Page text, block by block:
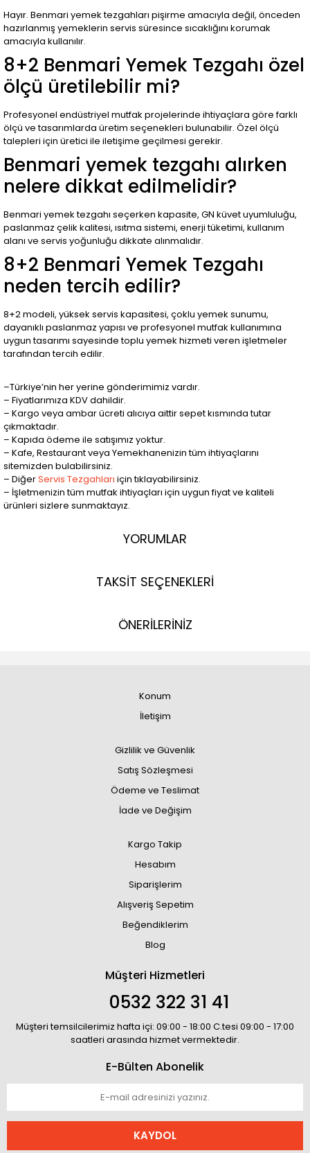
Hayır. Benmari yemek tezgahları pişirme amacıyla değil, önceden
hazırlanmış yemeklerin servis süresince sıcaklığını korumak
amacıyla kullanılır.
8+2 Benmari Yemek Tezgahı özel
ölçü üretilebilir mi?
Profesyonel endüstriyel mutfak projelerinde ihtiyaçlara göre farklı
ölçü ve tasarımlarda üretim seçenekleri bulunabilir. Özel ölçü
talepleri için üretici ile iletişime geçilmesi gerekir.
Benmari yemek tezgahı alırken
nelere dikkat edilmelidir?
Benmari yemek tezgahı seçerken kapasite, GN küvet uyumluluğu,
paslanmaz çelik kalitesi, ısıtma sistemi, enerji tüketimi, kullanım
alanı ve servis yoğunluğu dikkate alınmalıdır.
8+2 Benmari Yemek Tezgahı
neden tercih edilir?
8+2 modeli, yüksek servis kapasitesi, çoklu yemek sunumu,
dayanıklı paslanmaz yapısı ve profesyonel mutfak kullanımına
uygun tasarımı sayesinde toplu yemek hizmeti veren işletmeler
tarafından tercih edilir.
–Türkiye’nin her yerine gönderimimiz vardır.
– Fiyatlarımıza KDV dahildir.
– Kargo veya ambar ücreti alıcıya aittir sepet kısmında tutar
çıkmaktadır.
– Kapıda ödeme ile satışımız yoktur.
– Kafe, Restaurant veya Yemekhanenizin tüm ihtiyaçlarını
sitemizden bulabilirsiniz.
– DiğerServis Tezgahları için tıklayabilirsiniz.
– İşletmenizin tüm mutfak ihtiyaçları için uygun fiyat ve kaliteli
ürünleri sizlere sunmaktayız.
YORUMLAR
TAKSİT SEÇENEKLERİ
ÖNERİLERİNİZ
Konum
İletişim
Gizlilik ve Güvenlik
Satış Sözleşmesi
Ödeme ve Teslimat
İade ve Değişim
Kargo Takip
Hesabım
Siparişlerim
Alışveriş Sepetim
Beğendiklerim
Blog
Müşteri Hizmetleri
0532 322 31 41
Müşteri temsilcilerimiz hafta içi: 09:00 - 18:00 C.tesi 09:00 - 17:00
saatleri arasında hizmet vermektedir.
E-Bülten Abonelik
KAYDOL